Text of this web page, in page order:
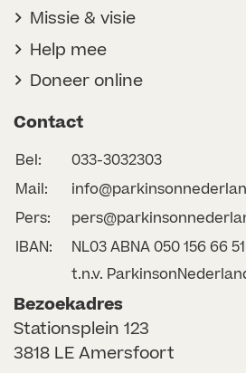
Missie & visie
Help mee
Doneer online
Contact
Bel:
033-3032303
Mail:
Pers:
IBAN:
NL03 ABNA 050 156 66 51
t.n.v.
Bezoekadres
Stationsplein 123
3818 LE Amersfoort